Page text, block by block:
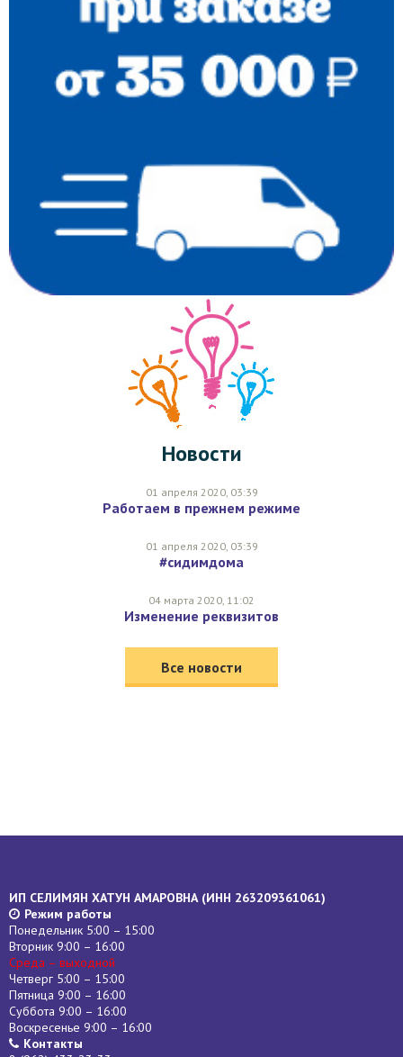
Новости
01 апреля 2020, 03:39
Работаем в прежнем режиме
01 апреля 2020, 03:39
#сидимдома
04 марта 2020, 11:02
Изменение реквизитов
Все новости
ИП СЕЛИМЯН ХАТУН АМАРОВНА (ИНН 263209361061)
Режим работы
Понедельник 5:00 – 15:00
Вторник 9:00 – 16:00
Среда – выходной
Четверг 5:00 – 15:00
Пятница 9:00 – 16:00
Суббота 9:00 – 16:00
Воскресенье 9:00 – 16:00
Контакты